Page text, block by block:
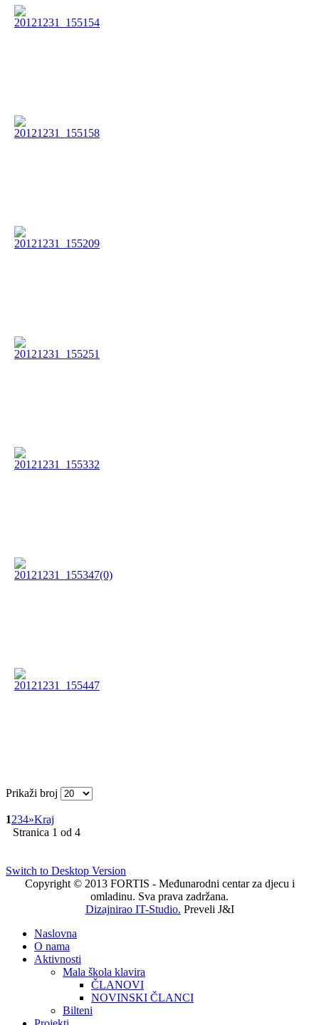
Prikaži broj
1234»Kraj
Stranica 1 od 4
Switch to Desktop Version
Copyright © 2013 FORTIS - Međunarodni centar za djecu i
omladinu. Sva prava zadržana.
Dizajnirao IT-Studio. Preveli J&I
Naslovna
O nama
Aktivnosti
Mala škola klavira
ČLANOVI
NOVINSKI ČLANCI
Bilteni